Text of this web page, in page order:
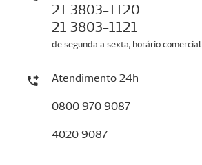
21 3803-1120
21 3803-1121
de segunda a sexta, horário comercial
Atendimento 24h
0800 970 9087
4020 9087